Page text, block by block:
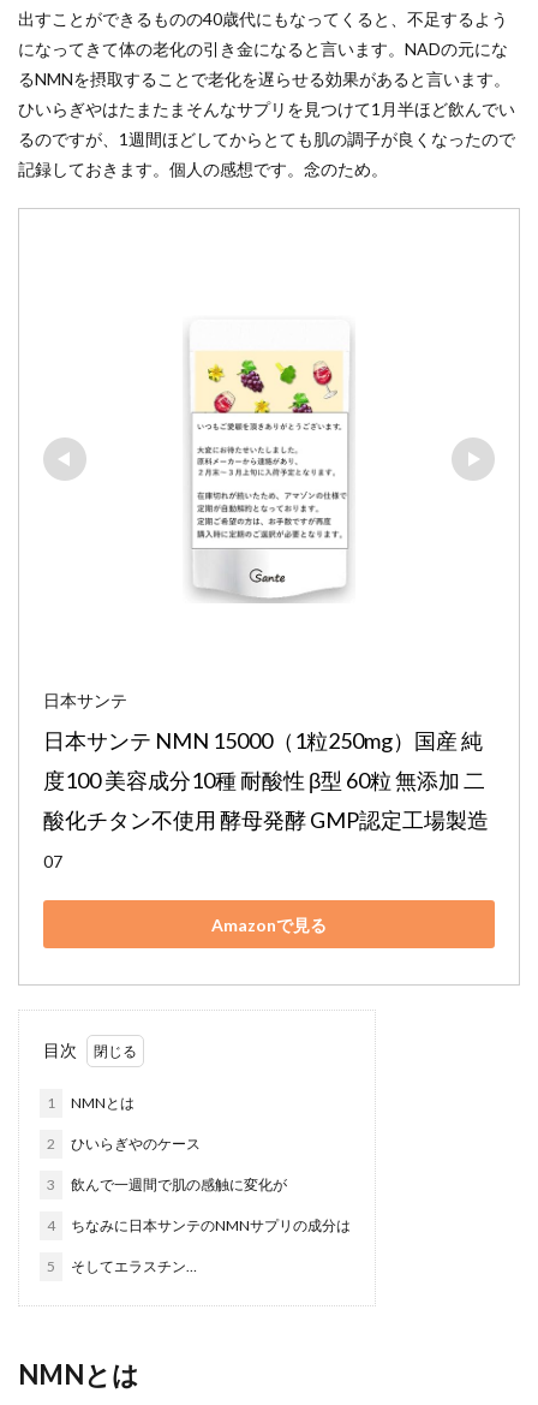
出すことができるものの40歳代にもなってくると、不足するよう
になってきて体の老化の引き金になると言います。NADの元にな
るNMNを摂取することで老化を遅らせる効果があると言います。
ひいらぎやはたまたまそんなサプリを見つけて1月半ほど飲んでい
るのですが、1週間ほどしてからとても肌の調子が良くなったので
記録しておきます。個人の感想です。念のため。
日本サンテ
日本サンテ NMN 15000（1粒250mg）国産 純
度100 美容成分10種 耐酸性 β型 60粒 無添加 二
酸化チタン不使用 酵母発酵 GMP認定工場製造
07
Amazonで見る
目次
1 NMNとは
2 ひいらぎやのケース
3 飲んで一週間で肌の感触に変化が
4 ちなみに日本サンテのNMNサプリの成分は
5 そしてエラスチン…
NMNとは